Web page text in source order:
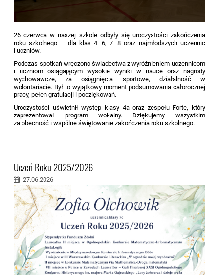
26 czerwca w naszej szkole odbyły się uroczystości zakończenia
roku szkolnego – dla klas 4–6, 7–8 oraz najmłodszych uczennic
i uczniów.
Podczas spotkań wręczono świadectwa z wyróżnieniem uczennicom
i uczniom osiągającym wysokie wyniki w nauce oraz nagrody
wychowawcze, za osiągnięcia sportowe, działalność w
wolontariacie. Był to wyjątkowy moment podsumowania całorocznej
pracy, pełen gratulacji i podziękowań.
Uroczystości uświetnił występ klasy 4a oraz zespołu Forte, który
zaprezentował program wokalny. Dziękujemy wszystkim
za obecność i wspólne świętowanie zakończenia roku szkolnego.
Uczeń Roku 2025/2026
27.06.2026